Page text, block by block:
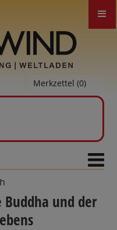
Merkzettel (0)
Buddha und der